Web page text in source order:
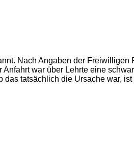
Nach Angaben der Freiwilligen
war über Lehrte eine
tatsächlich die Ursache war,